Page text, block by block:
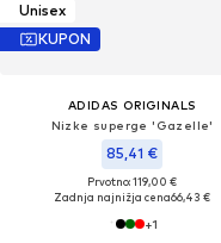
Unisex
KUPON
ADIDAS ORIGINALS
Nizke superge 'Gazelle'
85,41 €
Prvotno: 119,00 €
Zadnja najnižja cena66,43 €
+1